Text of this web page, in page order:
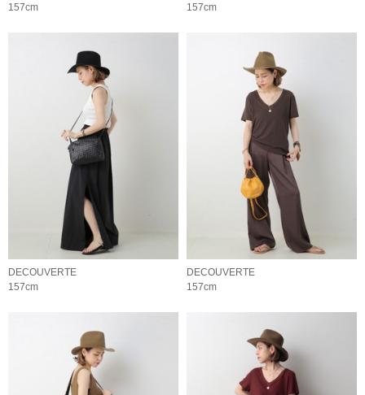
157cm
157cm
DECOUVERTE
157cm
DECOUVERTE
157cm